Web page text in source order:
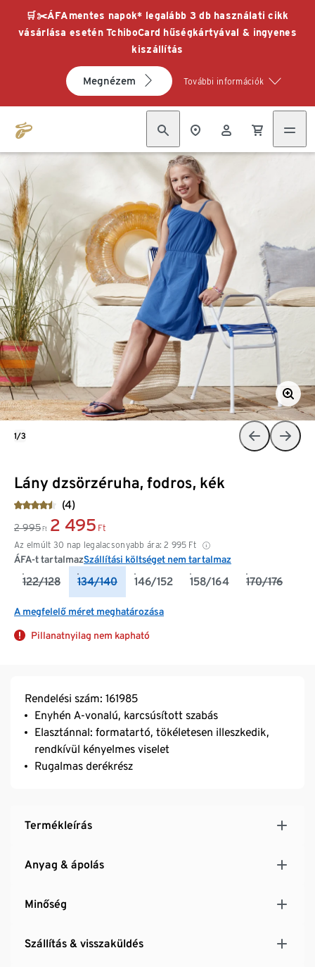
🛒✂️ÁFAmentes napok* legalább 3 db használati cikk
vásárlása esetén TchiboCard hűségkártyával & ingyenes
kiszállítás
Megnézem További információk
Lány dzsörzéruha, fodros, kék
(4)
2 995 Ft 2 495 Ft
Az elmúlt 30 nap legalacsonyabb ára: 2 995 Ft
ÁFA-t tartalmazSzállítási költséget nem tartalmaz
122/128 134/140 146/152 158/164 170/176
A megfelelő méret meghatározása
Pillanatnyilag nem kapható
1/3
Rendelési szám: 161985
Enyhén A-vonalú, karcsúsított szabás
Elasztánnal: formatartó, tökéletesen illeszkedik,
rendkívül kényelmes viselet
Rugalmas derékrész
Termékleírás
Anyag & ápolás
Minőség
Szállítás & visszaküldés